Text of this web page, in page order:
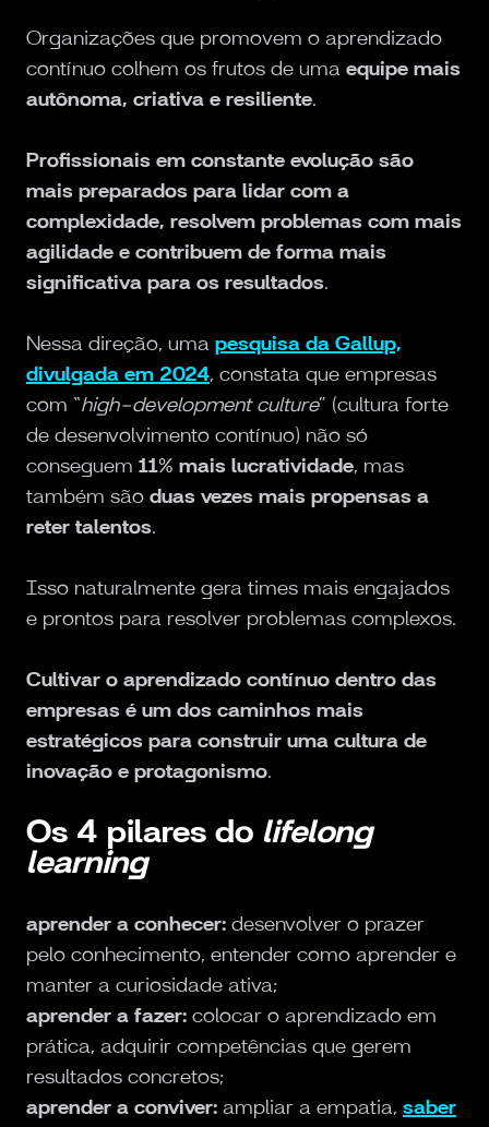
Organizações que promovem o aprendizado
contínuo colhem os frutos de uma equipe mais
autônoma, criativa e resiliente.
Profissionais em constante evolução são
mais preparados para lidar com a
complexidade, resolvem problemas com mais
agilidade e contribuem de forma mais
significativa para os resultados.
Nessa direção, uma pesquisa da Gallup,
divulgada em 2024, constata que empresas
com “high-development culture” (cultura forte
de desenvolvimento contínuo) não só
conseguem 11% mais lucratividade, mas
também são duas vezes mais propensas a
reter talentos.
Isso naturalmente gera times mais engajados
e prontos para resolver problemas complexos.
Cultivar o aprendizado contínuo dentro das
empresas é um dos caminhos mais
estratégicos para construir uma cultura de
inovação e protagonismo.
Os 4 pilares do lifelong
learning
aprender a conhecer: desenvolver o prazer
pelo conhecimento, entender como aprender e
manter a curiosidade ativa;
aprender a fazer: colocar o aprendizado em
prática, adquirir competências que gerem
resultados concretos;
aprender a conviver: ampliar a empatia, saber